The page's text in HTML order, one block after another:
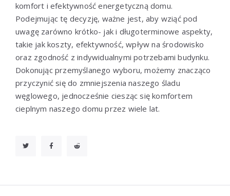
komfort i efektywność energetyczną domu.
Podejmując tę decyzję, ważne jest, aby wziąć pod
uwagę zarówno krótko- jak i długoterminowe aspekty,
takie jak koszty, efektywność, wpływ na środowisko
oraz zgodność z indywidualnymi potrzebami budynku.
Dokonując przemyślanego wyboru, możemy znacząco
przyczynić się do zmniejszenia naszego śladu
węglowego, jednocześnie ciesząc się komfortem
cieplnym naszego domu przez wiele lat.